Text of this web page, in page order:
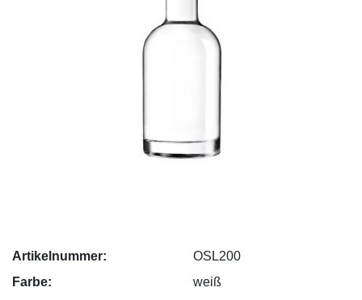
Artikelnummer:
OSL200
Farbe:
weiß